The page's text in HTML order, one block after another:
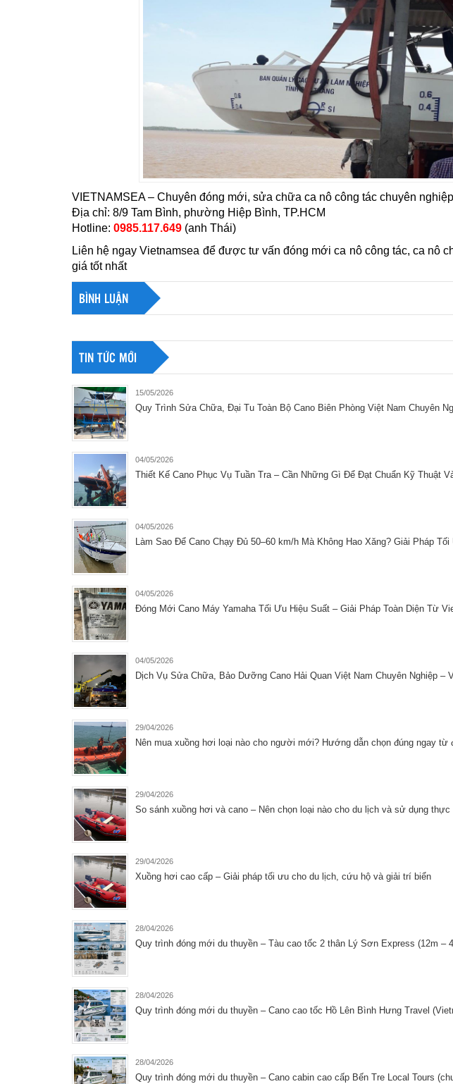
VIETNAMSEA – Chuyên đóng mới, sửa chữa ca nô công tác chuyên nghiệp
Địa chỉ: 8/9 Tam Bình, phường Hiệp Bình, TP.HCM
Hotline: 0985.117.649 (anh Thái)
Liên hệ ngay Vietnamsea để được tư vấn đóng mới ca nô công tác, ca nô
giá tốt nhất
BÌNH LUẬN
TIN TỨC MỚI
15/05/2026
Quy Trình Sửa Chữa, Đại Tu Toàn Bộ Cano Biên Phòng Việt Nam Chuyên
04/05/2026
Thiết Kế Cano Phục Vụ Tuần Tra – Cần Những Gì Để Đạt Chuẩn Kỹ Thuật
04/05/2026
Làm Sao Để Cano Chạy Đủ 50–60 km/h Mà Không Hao Xăng? Giải Pháp
04/05/2026
Đóng Mới Cano Máy Yamaha Tối Ưu Hiệu Suất – Giải Pháp Toàn Diện Từ
04/05/2026
Dịch Vụ Sửa Chữa, Bảo Dưỡng Cano Hải Quan Việt Nam Chuyên Nghiệp –
29/04/2026
Nên mua xuồng hơi loại nào cho người mới? Hướng dẫn chọn đúng ngay từ
29/04/2026
So sánh xuồng hơi và cano – Nên chọn loại nào cho du lịch và sử dụng thực
29/04/2026
Xuồng hơi cao cấp – Giải pháp tối ưu cho du lịch, cứu hộ và giải trí biển
28/04/2026
Quy trình đóng mới du thuyền – Tàu cao tốc 2 thân Lý Sơn Express (12m –
28/04/2026
Quy trình đóng mới du thuyền – Cano cao tốc Hồ Lên Bình Hưng Travel
28/04/2026
Quy trình đóng mới du thuyền – Cano cabin cao cấp Bến Tre Local Tours